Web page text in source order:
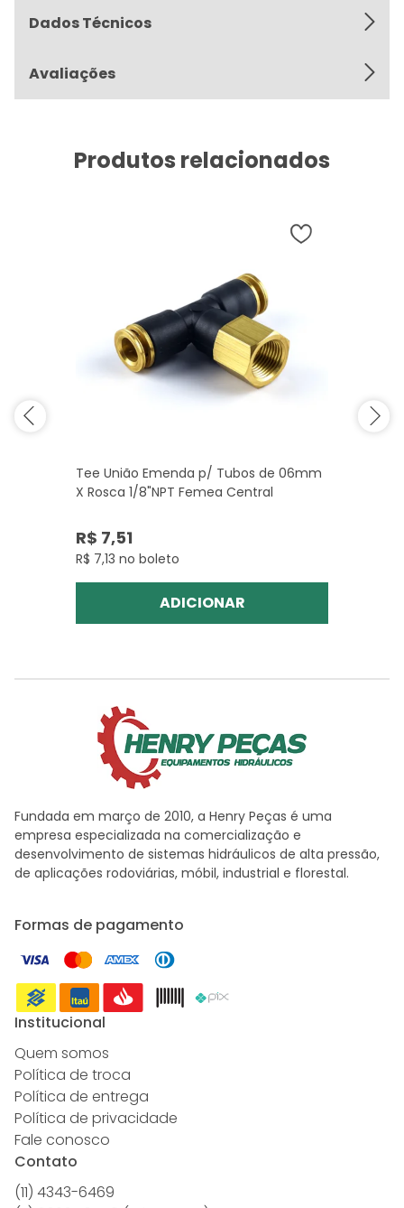
Dados Técnicos
Avaliações
Produtos relacionados
Tee União Emenda p/ Tubos de 06mm
X Rosca 1/8"NPT Femea Central
R$ 7,51
R$ 7,13 no boleto
ADICIONAR
Fundada em março de 2010, a Henry Peças é uma
empresa especializada na comercialização e
desenvolvimento de sistemas hidráulicos de alta pressão,
de aplicações rodoviárias, móbil, industrial e florestal.
Formas de pagamento
Institucional
Quem somos
Política de troca
Política de entrega
Política de privacidade
Fale conosco
Contato
(11) 4343-6469